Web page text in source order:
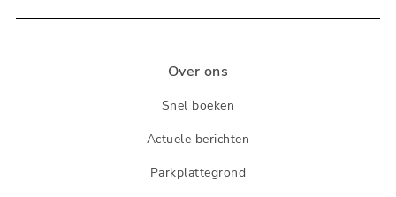
Over ons
Snel boeken
Actuele berichten
Parkplattegrond